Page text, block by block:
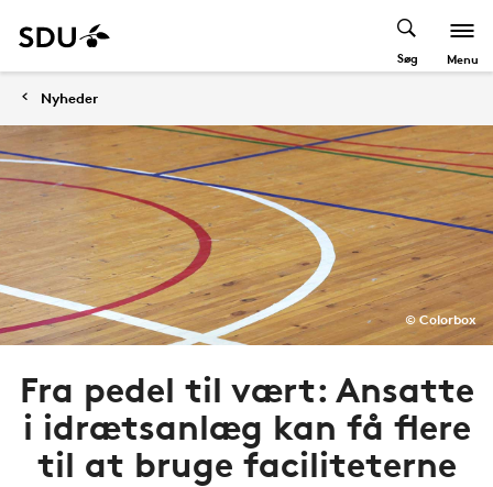
Søg Menu
Nyheder
© Colorbox
Fra pedel til vært: Ansatte
i idrætsanlæg kan få flere
til at bruge faciliteterne